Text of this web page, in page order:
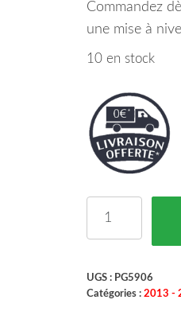
Commandez
une mise à
10 en stock
UGS : PG5906
Catégories : 2013 -